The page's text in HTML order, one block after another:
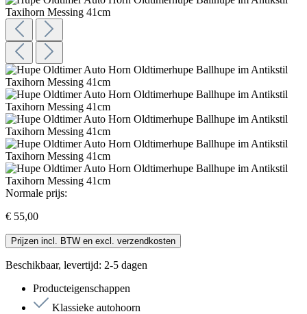
Normale prijs:
€ 55,00
Prijzen incl. BTW en excl. verzendkosten
Beschikbaar, levertijd: 2-5 dagen
Producteigenschappen
Klassieke autohoorn